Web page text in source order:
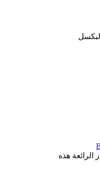
الرائعة هذه